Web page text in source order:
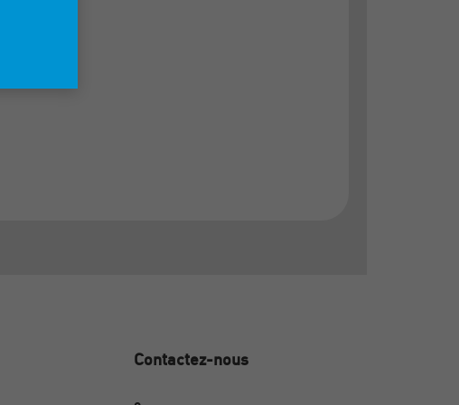
Contactez-nous